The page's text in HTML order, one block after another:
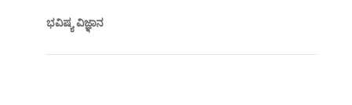
ಭವಿಷ್ಯ ವಿಜ್ಞಾನ